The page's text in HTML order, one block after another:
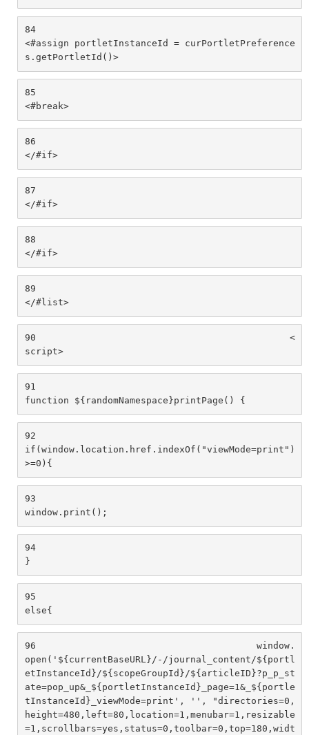
84
<#assign portletInstanceId = curPortletPreference
s.getPortletId()>
85
<#break>
86
</#if>
87
</#if>
88
</#if>
89
</#list>
90
script>
91
function ${randomNamespace}printPage() {
92
if(window.location.href.indexOf("viewMode=print")
>=0){
93
window.print();
94
}
95
else{
96
                                        window.
open('${currentBaseURL}/-/journal_content/${portl
etInstanceId}/${scopeGroupId}/${articleID}?p_p_st
ate=pop_up&_${portletInstanceId}_page=1&_${portle
tInstanceId}_viewMode=print', '', "directories=0,
height=480,left=80,location=1,menubar=1,resizable
=1,scrollbars=yes,status=0,toolbar=0,top=180,widt